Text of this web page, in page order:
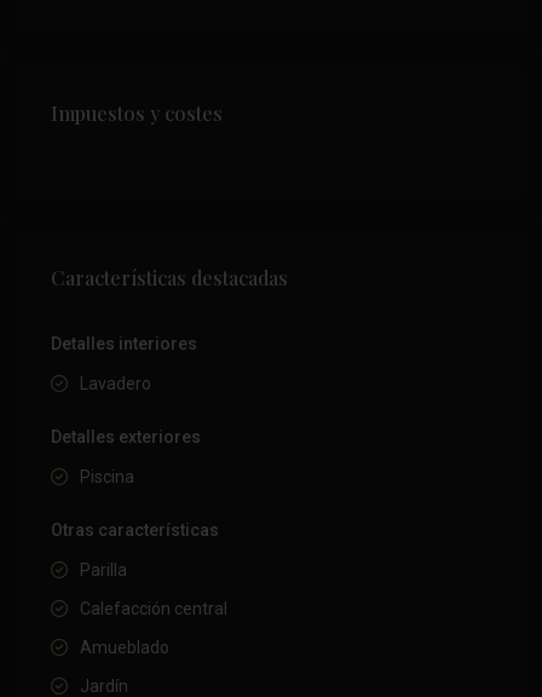
Impuestos y costes
Características destacadas
Detalles interiores
Lavadero
Detalles exteriores
Piscina
Otras características
Parilla
Calefacción central
Amueblado
Jardín